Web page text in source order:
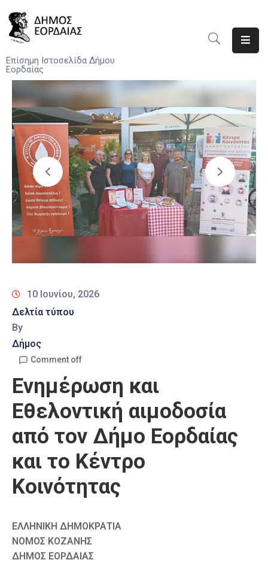
Επίσημη Ιστοσελίδα Δήμου
Εορδαίας
Ο
Νέα
Υπηρεσίες
Του
Δήμου
Προσκλήσεις
Αποφάσεις
10 Ιουνίου, 2026
Δελτία τύπου
By
Δήμος
Comment off
Ενημέρωση και
Εθελοντική αιμοδοσία
από τον Δήμο Εορδαίας
και το Κέντρο
Κοινότητας
ΕΛΛΗΝΙΚΗ ΔΗΜΟΚΡΑΤΙΑ
ΝΟΜΟΣ ΚΟΖΑΝΗΣ
ΔΗΜΟΣ ΕΟΡΔΑΙΑΣ